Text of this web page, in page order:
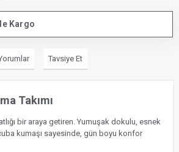
Kargo
Tavsiye Et
Takımı
bir araya getiren. Yumuşak dokulu, esnek
kumaşı sayesinde, gün boyu konfor